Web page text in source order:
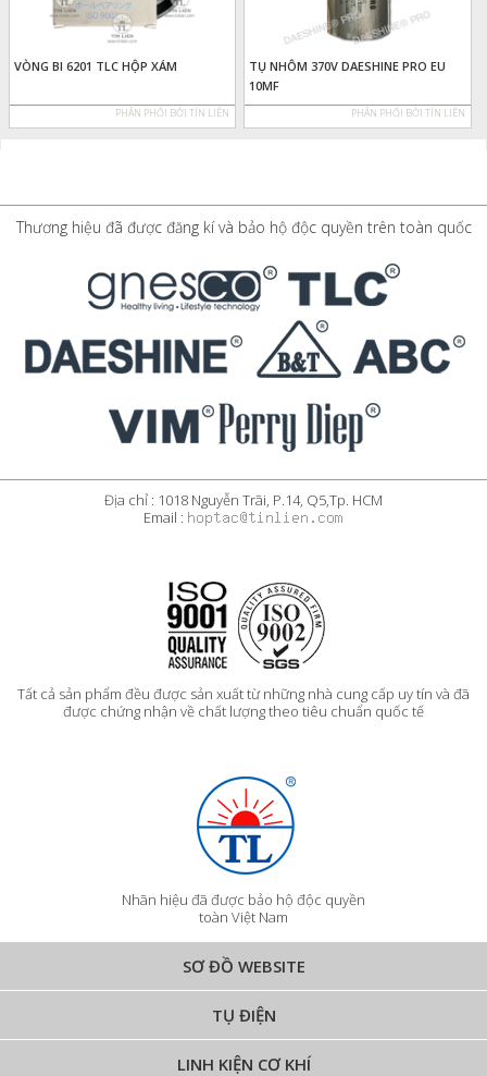
VÒNG BI 6201 TLC HỘP XÁM
PHÂN PHỐI BỞI TÍN LIÊN
TỤ NHÔM 370V DAESHINE PRO EU
10MF
PHÂN PHỐI BỞI TÍN LIÊN
Thương hiệu đã được đăng kí và bảo hộ độc quyền trên toàn quốc
Địa chỉ : 1018 Nguyễn Trãi, P.14, Q5,Tp. HCM
Email :
Tất cả sản phẩm đều được sản xuất từ những nhà cung cấp uy tín và đã
được chứng nhận về chất lượng theo tiêu chuẩn quốc tế
Nhãn hiệu đã được bảo hộ độc quyền
toàn Việt Nam
SƠ ĐỒ WEBSITE
TỤ ĐIỆN
LINH KIỆN CƠ KHÍ